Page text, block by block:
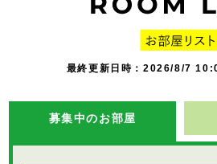
最終更新日時：2026/8/7
募集中のお部屋